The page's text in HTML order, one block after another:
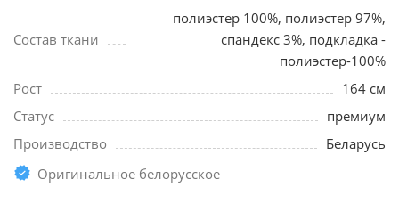
Состав ткани
полиэстер 100%, полиэстер 97%,
спандекс 3%, подкладка -
полиэстер-100%
Рост
164 см
Статус
премиум
Производство
Беларусь
Оригинальное белорусское